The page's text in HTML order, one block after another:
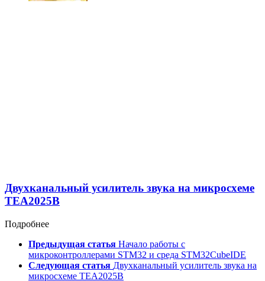
Двухканальный усилитель звука на микросхеме
ТЕА2025В
Подробнее
Предыдущая статья Начало работы с
микроконтроллерами STM32 и среда STM32CubeIDE
Следующая статья Двухканальный усилитель звука на
микросхеме ТЕА2025В